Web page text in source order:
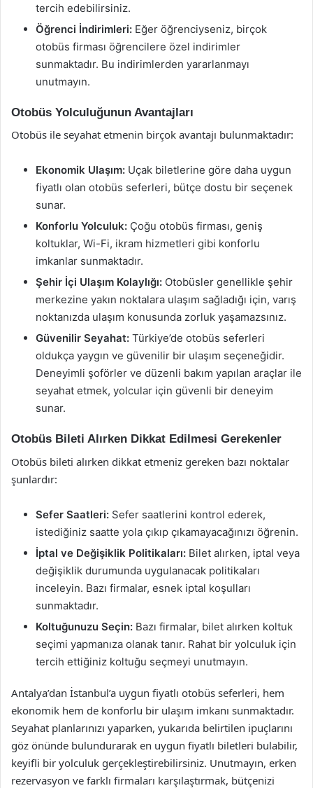
tercih edebilirsiniz.
Öğrenci İndirimleri: Eğer öğrenciyseniz, birçok
otobüs firması öğrencilere özel indirimler
sunmaktadır. Bu indirimlerden yararlanmayı
unutmayın.
Otobüs Yolculuğunun Avantajları
Otobüs ile seyahat etmenin birçok avantajı bulunmaktadır:
Ekonomik Ulaşım: Uçak biletlerine göre daha uygun
fiyatlı olan otobüs seferleri, bütçe dostu bir seçenek
sunar.
Konforlu Yolculuk: Çoğu otobüs firması, geniş
koltuklar, Wi-Fi, ikram hizmetleri gibi konforlu
imkanlar sunmaktadır.
Şehir İçi Ulaşım Kolaylığı: Otobüsler genellikle şehir
merkezine yakın noktalara ulaşım sağladığı için, varış
noktanızda ulaşım konusunda zorluk yaşamazsınız.
Güvenilir Seyahat: Türkiye’de otobüs seferleri
oldukça yaygın ve güvenilir bir ulaşım seçeneğidir.
Deneyimli şoförler ve düzenli bakım yapılan araçlar ile
seyahat etmek, yolcular için güvenli bir deneyim
sunar.
Otobüs Bileti Alırken Dikkat Edilmesi Gerekenler
Otobüs bileti alırken dikkat etmeniz gereken bazı noktalar
şunlardır:
Sefer Saatleri: Sefer saatlerini kontrol ederek,
istediğiniz saatte yola çıkıp çıkamayacağınızı öğrenin.
İptal ve Değişiklik Politikaları: Bilet alırken, iptal veya
değişiklik durumunda uygulanacak politikaları
inceleyin. Bazı firmalar, esnek iptal koşulları
sunmaktadır.
Koltuğunuzu Seçin: Bazı firmalar, bilet alırken koltuk
seçimi yapmanıza olanak tanır. Rahat bir yolculuk için
tercih ettiğiniz koltuğu seçmeyi unutmayın.
Antalya’dan İstanbul’a uygun fiyatlı otobüs seferleri, hem
ekonomik hem de konforlu bir ulaşım imkanı sunmaktadır.
Seyahat planlarınızı yaparken, yukarıda belirtilen ipuçlarını
göz önünde bulundurarak en uygun fiyatlı biletleri bulabilir,
keyifli bir yolculuk gerçekleştirebilirsiniz. Unutmayın, erken
rezervasyon ve farklı firmaları karşılaştırmak, bütçenizi